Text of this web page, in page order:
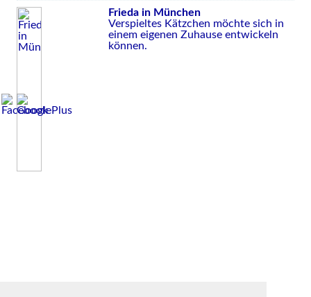
Frieda in München
Verspieltes Kätzchen möchte sich in
einem eigenen Zuhause entwickeln
können.